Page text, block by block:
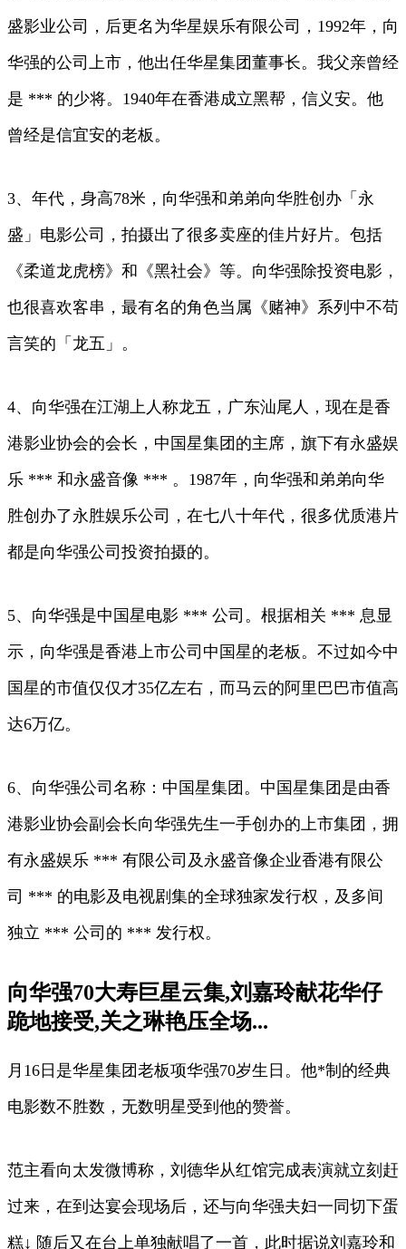
盛影业公司，后更名为华星娱乐有限公司，1992年，向
华强的公司上市，他出任华星集团董事长。我父亲曾经
是 *** 的少将。1940年在香港成立黑帮，信义安。他
曾经是信宜安的老板。
3、年代，身高78米，向华强和弟弟向华胜创办「永
盛」电影公司，拍摄出了很多卖座的佳片好片。包括
《柔道龙虎榜》和《黑社会》等。向华强除投资电影，
也很喜欢客串，最有名的角色当属《赌神》系列中不苟
言笑的「龙五」。
4、向华强在江湖上人称龙五，广东汕尾人，现在是香
港影业协会的会长，中国星集团的主席，旗下有永盛娱
乐 *** 和永盛音像 *** 。1987年，向华强和弟弟向华
胜创办了永胜娱乐公司，在七八十年代，很多优质港片
都是向华强公司投资拍摄的。
5、向华强是中国星电影 *** 公司。根据相关 *** 息显
示，向华强是香港上市公司中国星的老板。不过如今中
国星的市值仅仅才35亿左右，而马云的阿里巴巴市值高
达6万亿。
6、向华强公司名称：中国星集团。中国星集团是由香
港影业协会副会长向华强先生一手创办的上市集团，拥
有永盛娱乐 *** 有限公司及永盛音像企业香港有限公
司 *** 的电影及电视剧集的全球独家发行权，及多间
独立 *** 公司的 *** 发行权。
向华强70大寿巨星云集,刘嘉玲献花华仔
跪地接受,关之琳艳压全场...
月16日是华星集团老板项华强70岁生日。他*制的经典
电影数不胜数，无数明星受到他的赞誉。
范主看向太发微博称，刘德华从红馆完成表演就立刻赶
过来，在到达宴会现场后，还与向华强夫妇一同切下蛋
糕↓ 随后又在台上单独献唱了一首，此时据说刘嘉玲和